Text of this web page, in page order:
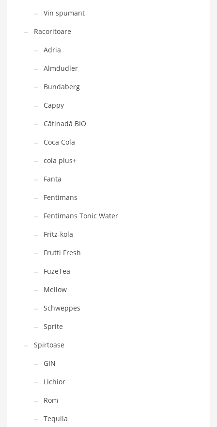
Vin spumant
Racoritoare
Adria
Almdudler
Bundaberg
Cappy
Cătinadă BIO
Coca Cola
cola plus+
Fanta
Fentimans
Fentimans Tonic Water
Fritz-kola
Frutti Fresh
FuzeTea
Mellow
Schweppes
Sprite
Spirtoase
GIN
Lichior
Rom
Tequila